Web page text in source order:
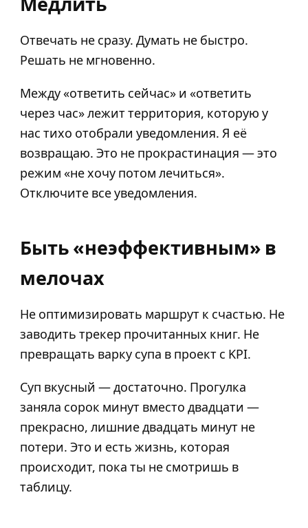
Отвечать не сразу. Думать не быстро.
Решать не мгновенно.
Между «ответить сейчас» и «ответить
через час» лежит территория, которую у
нас тихо отобрали уведомления. Я её
возвращаю. Это не прокрастинация — это
режим «не хочу потом лечиться».
Отключите все уведомления.
Быть «неэффективным» в
мелочах
Не оптимизировать маршрут к счастью. Не
заводить трекер прочитанных книг. Не
превращать варку супа в проект с KPI.
Суп вкусный — достаточно. Прогулка
заняла сорок минут вместо двадцати —
прекрасно, лишние двадцать минут не
потери. Это и есть жизнь, которая
происходит, пока ты не смотришь в
таблицу.